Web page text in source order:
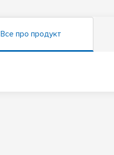
Все про продукт